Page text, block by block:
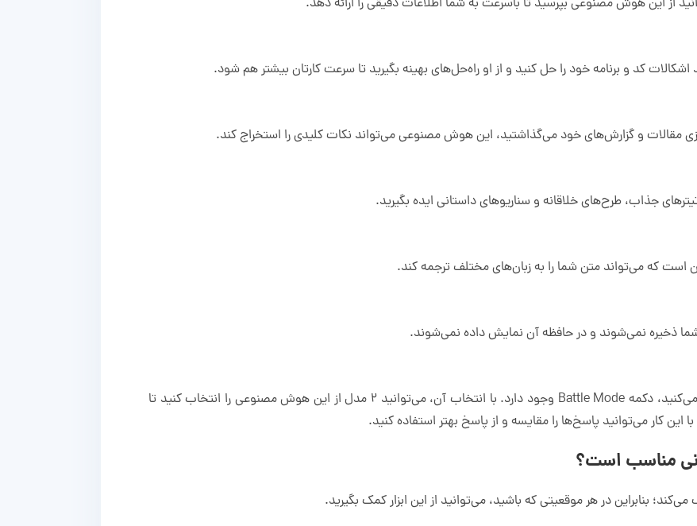
از این هوش مصنوعی بپرسید تا باسرعت به شما اطلاعات دقیقی را ارائه دهد.
مقالات و گزارش‌های خود می‌گذاشتید، این هوش مصنوعی می‌تواند نکات کلیدی را استخراج کند.
که می‌تواند متن شما را به زبان‌های مختلف ترجمه کند.
در کنار قسمتی که مدل‌های Qwen را انتخاب می‌کنید، دکمه Battle Mode وجود دارد. با انتخاب آن، می‌توانید ۲ مدل از این هوش مصنوعی را انتخاب کنید تا
کار می‌توانید پاسخ‌ها را مقایسه و از پاسخ بهتر استفاده کنید.